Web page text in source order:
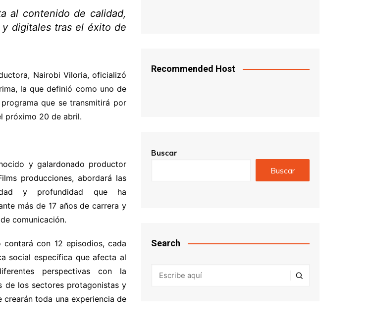
al contenido de calidad,
digitales tras el éxito de
Nairobi Viloria, oficializó
la que definió como uno de
que se transmitirá por
próximo 20 de abril.
y galardonado productor
producciones, abordará las
y profundidad que ha
más de 17 años de carrera y
comunicación.
con 12 episodios, cada
social específica que afecta al
perspectivas con la
de los sectores protagonistas y
toda una experiencia de
Recommended Host
Buscar
Buscar
Search